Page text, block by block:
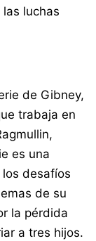
luchas
de Gibney,
trabaja en
es una
desafíos
de su
la pérdida
a tres hijos.